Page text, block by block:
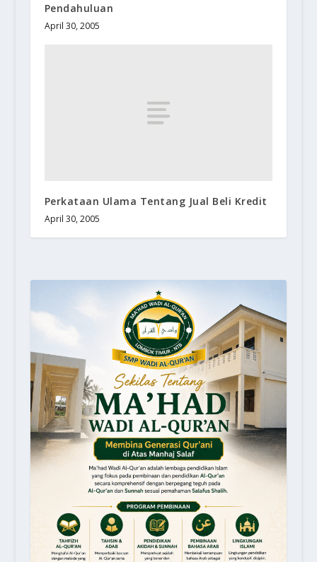
Pendahuluan
April 30, 2005
Perkataan Ulama Tentang Jual Beli Kredit
April 30, 2005